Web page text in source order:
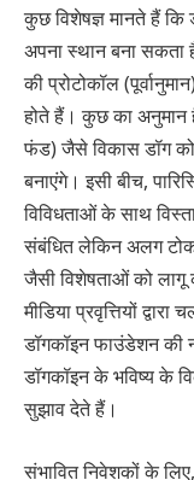
कुछ विशेषज्ञ मानते हैं कि
अपना स्थान बना सकता
की प्रोटोकॉल
होते हैं। कुछ का अनुमान
फंड) जैसे विकास डॉग को
बनाएंगे। इसी बीच,
विविधताओं के साथ
संबंधित लेकिन अलग
जैसी विशेषताओं को
मीडिया प्रवृत्तियों
डॉगकॉइन फाउंडेशन की
डॉगकॉइन के भविष्य के
सुझाव देते हैं।
संभावित निवेशकों के